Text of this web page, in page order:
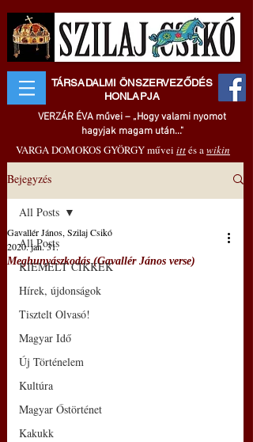
TÁRSADALMI ÖNSZERVEZŐDÉS
HONLAPJA
VERZÁR ÉVA művei – „Hogy valami nyomot
hagyjak magam után..."
VARGA DOMOKOS GYÖRGY művei ittés awikin
Bejegyzés
All Posts
KIEMELT CIKKEK
Hírek, újdonságok
Tisztelt Olvasó!
Magyar Idő
Új Történelem
Kultúra
Magyar Őstörténet
Kakukk
All Posts
Meghunyászkodás (Gavallér János verse)
Gavallér János, Szilaj Csikó
2020. jan. 31.